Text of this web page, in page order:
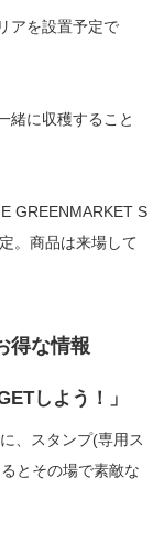
アを設置予定で
緒に収穫すること
GREENMARKET S
。商品は来場して
得な情報
しよう！」
、スタンプ(専用ス
とその場で素敵な